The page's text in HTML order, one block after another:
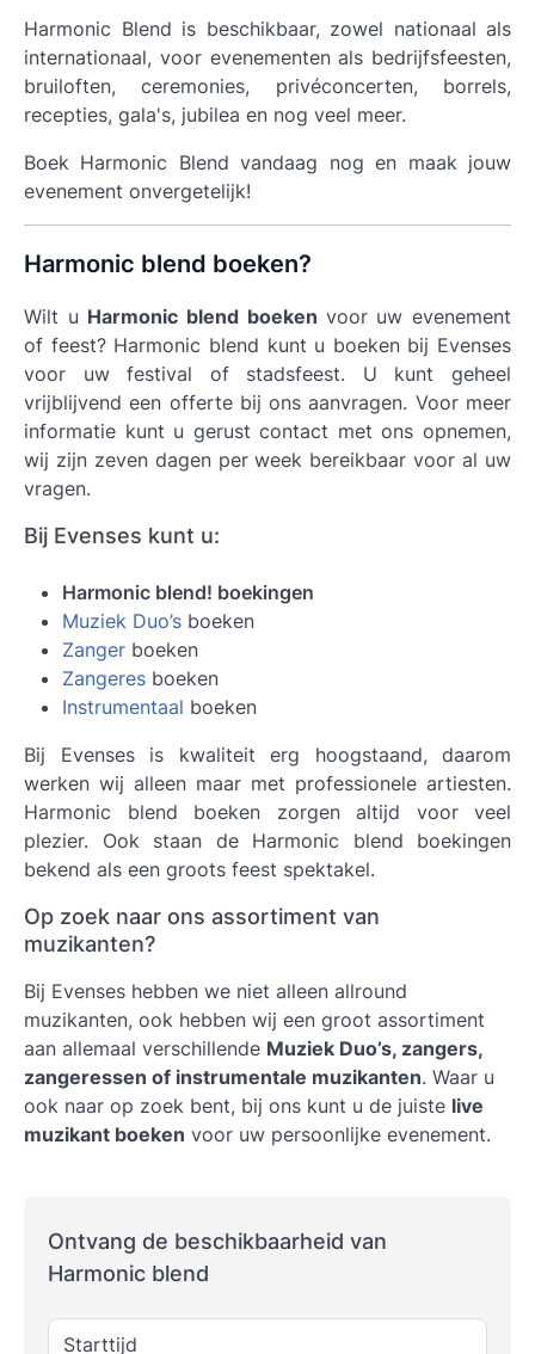
Harmonic Blend is beschikbaar, zowel nationaal als
internationaal, voor evenementen als bedrijfsfeesten,
bruiloften, ceremonies, privéconcerten, borrels,
recepties, gala's, jubilea en nog veel meer.
Boek Harmonic Blend vandaag nog en maak jouw
evenement onvergetelijk!
Harmonic blend boeken?
Wilt u Harmonic blend boeken voor uw evenement
of feest? Harmonic blend kunt u boeken bij Evenses
voor uw festival of stadsfeest. U kunt geheel
vrijblijvend een offerte bij ons aanvragen. Voor meer
informatie kunt u gerust contact met ons opnemen,
wij zijn zeven dagen per week bereikbaar voor al uw
vragen.
Bij Evenses kunt u:
Harmonic blend! boekingen
Muziek Duo’s boeken
Zanger boeken
Zangeres boeken
Instrumentaal boeken
Bij Evenses is kwaliteit erg hoogstaand, daarom
werken wij alleen maar met professionele artiesten.
Harmonic blend boeken zorgen altijd voor veel
plezier. Ook staan de Harmonic blend boekingen
bekend als een groots feest spektakel.
Op zoek naar ons assortiment van
muzikanten?
Bij Evenses hebben we niet alleen allround
muzikanten, ook hebben wij een groot assortiment
aan allemaal verschillende Muziek Duo’s, zangers,
zangeressen of instrumentale muzikanten. Waar u
ook naar op zoek bent, bij ons kunt u de juiste live
muzikant boeken voor uw persoonlijke evenement.
Ontvang de beschikbaarheid van
Harmonic blend
Starttijd